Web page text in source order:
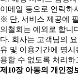
이메일 등으로 연락하
※ 단, 서비스 제공에
의철회는 예외로 합니
다. 회사는 고객님의
유 및 이용기간에 명시
용할 수 없도록 처리하
제10장 아동의 개인정